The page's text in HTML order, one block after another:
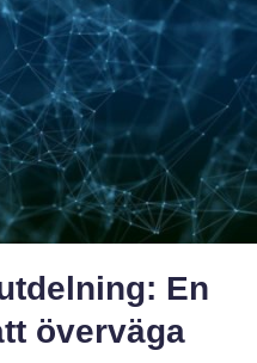
En
överväga